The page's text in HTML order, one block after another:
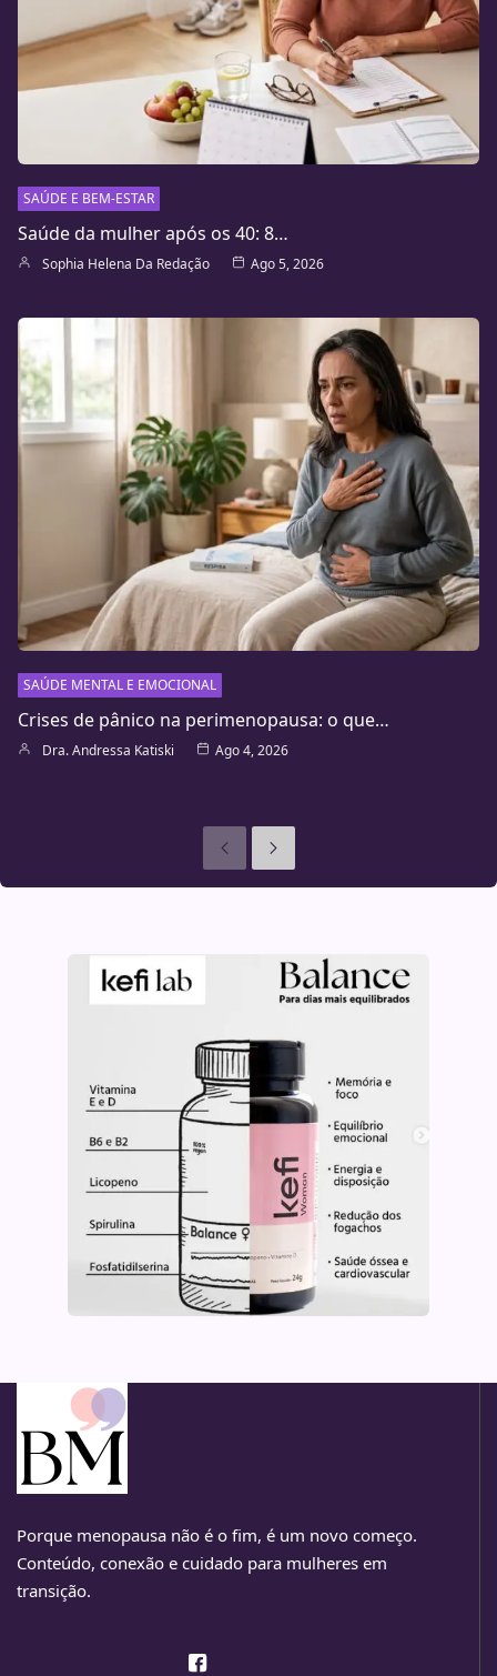
SAÚDE E BEM-ESTAR
Saúde da mulher após os 40: 8…
Sophia Helena Da Redação Ago 5, 2026
SAÚDE MENTAL E EMOCIONAL
Crises de pânico na perimenopausa: o que…
Dra. Andressa Katiski Ago 4, 2026
AnterioresSeguinte
Porque menopausa não é o fim, é um novo começo.
Conteúdo, conexão e cuidado para mulheres em
transição.